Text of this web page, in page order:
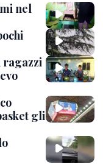
nel
ragazzi
gli